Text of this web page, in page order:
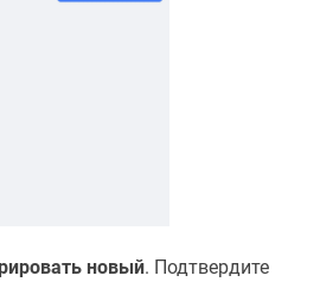
новый. Подтвердите